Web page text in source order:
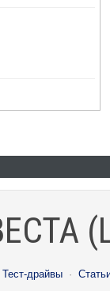
Тест-драйвы ·